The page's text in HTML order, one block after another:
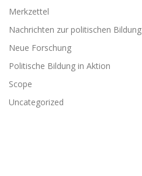
Merkzettel
Nachrichten zur politischen Bildung
Neue Forschung
Politische Bildung in Aktion
Scope
Uncategorized